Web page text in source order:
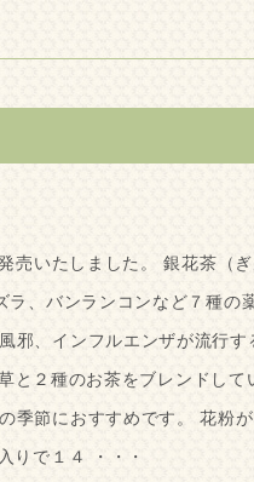
いたしました。 銀花茶（
、バンランコンなど７種の
邪、インフルエンザが流行す
２種のお茶をブレンドして
季節におすすめです。 花粉が
で１４ ・・・